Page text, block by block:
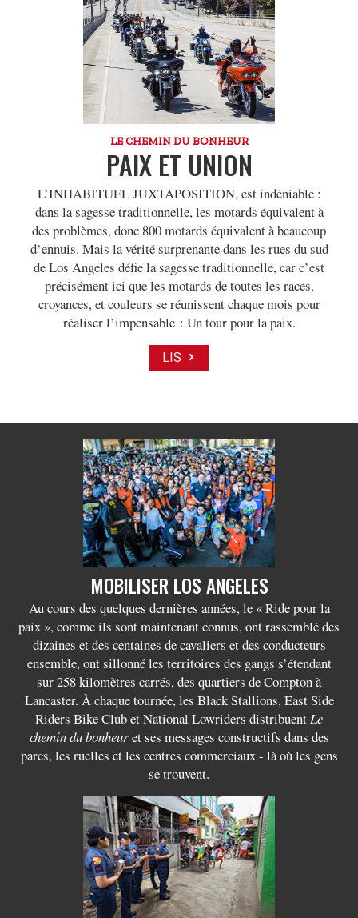
LE CHEMIN DU BONHEUR
PAIX ET UNION
L’INHABITUEL JUXTAPOSITION, est indéniable :
dans la sagesse traditionnelle, les motards équivalent à
des problèmes, donc 800 motards équivalent à beaucoup
d’ennuis. Mais la vérité surprenante dans les rues du sud
de Los Angeles défie la sagesse traditionnelle, car c’est
précisément ici que les motards de toutes les races,
croyances, et couleurs se réunissent chaque mois pour
réaliser l’impensable : Un tour pour la paix.
LIS
MOBILISER LOS ANGELES
Au cours des quelques dernières années, le « Ride pour la
paix », comme ils sont maintenant connus, ont rassemblé des
dizaines et des centaines de cavaliers et des conducteurs
ensemble, ont sillonné les territoires des gangs s’étendant
sur 258 kilomètres carrés, des quartiers de Compton à
Lancaster. À chaque tournée, les Black Stallions, East Side
Riders Bike Club et National Lowriders distribuentLe
chemin du bonheuret ses messages constructifs dans des
parcs, les ruelles et les centres commerciaux - là où les gens
se trouvent.